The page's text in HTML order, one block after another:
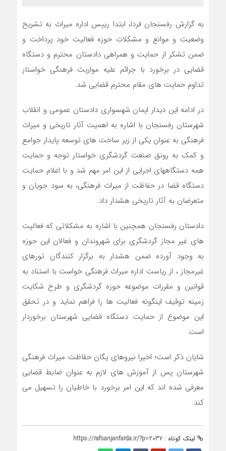
به گزارش رفسنجان فردا، ابتدا رییس اداره میراث به تشریح
وضعیت و موانع و مشکلات حوزه فعالیت خود پرداخت و
ضمن تشکر از حمایت و همراهی دادستان محترم و دستگاه
قضایی در برخورد با جرائم علیه مواریث فرهنگی خواستار
تداوم حمایت های مقام محترم قضایی شد.
در ادامه این دیدار ایمان شهسواری دادستان عمومی و انقلاب
شهرستان رفسنجان با اشاره به اهمیت آثار تاریخی و میراث
فرهنگی به عنوان یکی از زیر ساخت های توسعه پایدار جوامع
و کمک به رونق صنعت گردشگری خواستار توجه و حمایت
همه دستگاههای اجرایی از این امر مهم شد و با اعلام حمایت
دستگاه قضا در حفاظت از میراث فرهنگی، به سود جویان و
متعرضان به آثار تاریخی هشدار داد.
دادستان رفسنجان همچنین با اشاره به مشکلاتی که فعالیت
های غیر مجاز گردشگری برای شهروندان و فعالان این حوزه
به وجود آورده ضمن هشدار به برگزار کنندگان تورهای
غیرمجاز ، از ریاست اداره میراث فرهنگی خواست با استناد به
قوانین و مقررات موضوعه حوزه گردشگری و طرح شکایت
زمینه توقیف اینگونه فعالیت ها را فراهم نماید و در تحقق
این موضوع از حمایت دستگاه قضایی شهرستان برخوردار
است.
شایان ذکر است؛ اخیرا نیروهای یگان حقاظت میراث فرهنگی
شهرستان پس از آموزش های لازم به عنوان ضابط قضایی
معرفی شده اند که این امر برخورد با خاطیان را تسهیل می
کند.
لینک کوتاه : https://rafsanjanfarda.ir/?p=2037